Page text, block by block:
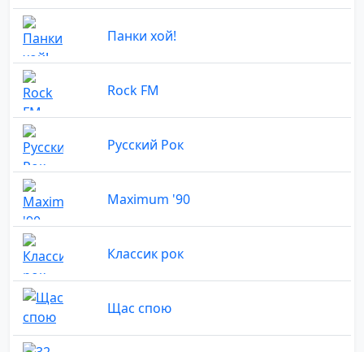
Панки хой!
Rock FM
Русский Рок
Maximum '90
Классик рок
Щас спою